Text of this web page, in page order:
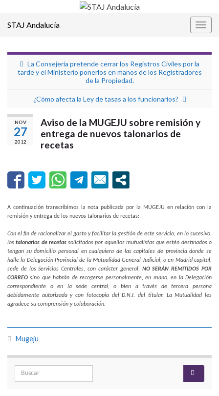
STAJ Andalucía
La Consejería pretende cerrar los Registros Civiles por la
tarde y el Ministerio ponerlos en manos de los Registradores
de la Propiedad.
¿Cómo afecta la Ley de tasas a los funcionarios?
NOV
27
2012
Aviso de la MUGEJU sobre remisión y
entrega de nuevos talonarios de
recetas
A continuación transcribimos la nota publicada por la MUGEJU en relación con la
remisión y entrega de los nuevos talonarios de recetas:
Con el fin de racionalizar el gasto y facilitar la gestión de este servicio, en lo sucesivo,
lostalonarios de recetassolicitados por aquellos mutualistas que estén destinados o
tengan su domicilio personal en cualquiera de las capitales de provincia donde se
halle la Delegación Provincial de la Mutualidad General Judicial, o en Madrid capital,
sede de los Servicios Centrales, con carácter general, NO SERÁN REMITIDOS POR
CORREOsino que habrán de recogerse personalmente, en mano, en la Delegación
correspondiente o en la sede central, o bien a través de tercera persona
debidamente autorizada y con fotocopia del D.N.I. del titular. La Mutualidad les
agradece su comprensión y colaboración.
Mugeju
Search for: